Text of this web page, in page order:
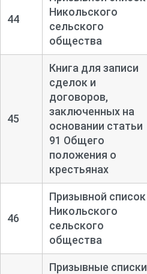
44
Никольского
сельского
общества
45
Книга для записи
сделок и
договоров,
заключенных на
основании статьи
91 Общего
положения о
крестьянах
46
Призывной список
Никольского
сельского
общества
Призывные списки